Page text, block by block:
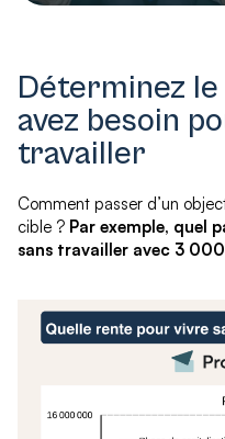
Déterminez
avez besoin
travailler
Comment passer d’un
cible ? Par exemple, quel
sans travailler avec 3